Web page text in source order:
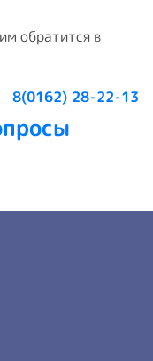
обратится в
8(0162) 28-22-13